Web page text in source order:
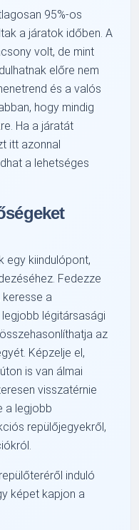
95%-os
a járatok időben. A
volt, de mint
előre nem
és a valós
hogy mindig
Ha a járatát
itt azonnal
a lehetséges
egy kiindulópont,
Fedezze
a
légitársasági
az
Képzelje el,
is van álmai
visszatérnie
a legjobb
repülőjegyekről,
induló
képet kapjon a